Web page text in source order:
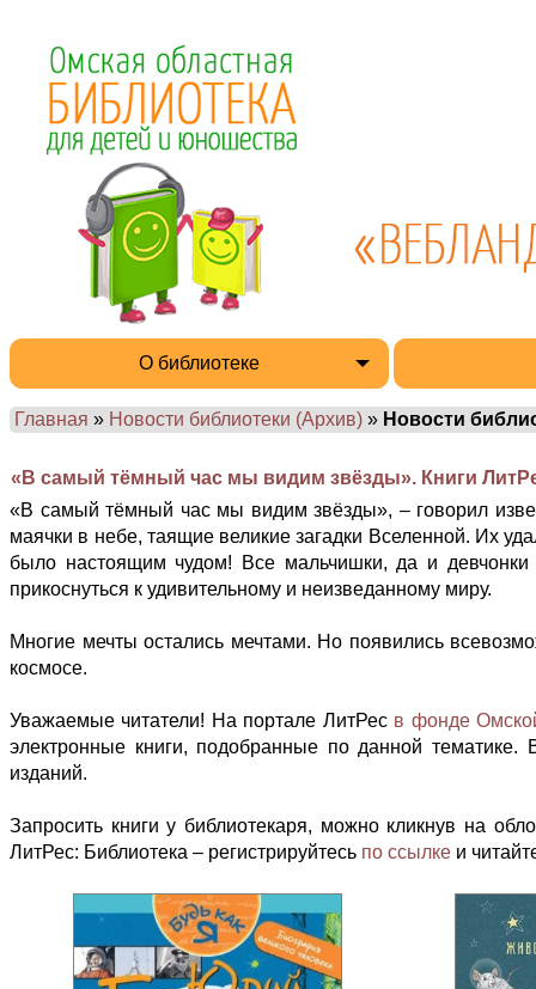
О библиотеке
Главная » Новости библиотеки (Архив) » Новости
«В самый тёмный час мы видим звёзды». Книги
«В самый тёмный час мы видим звёзды», – говорил
маячки в небе, таящие великие загадки Вселенной. Их
было настоящим чудом! Все мальчишки, да и девчонки
прикоснуться к удивительному и неизведанному миру.
Многие мечты остались мечтами. Но появились
космосе.
Уважаемые читатели! На портале ЛитРес в фонде
электронные книги, подобранные по данной
изданий.
Запросить книги у библиотекаря, можно кликнув на
ЛитРес: Библиотека – регистрируйтесь по ссылке и